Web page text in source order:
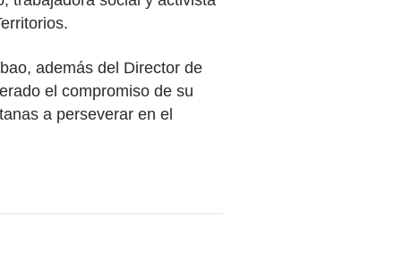
además del Director de
el compromiso de su
a perseverar en el